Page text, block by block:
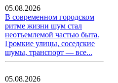
05.08.2026
В современном городском
ритме жизни шум стал
неотъемлемой частью быта.
Громкие улицы, соседские
шумы, транспорт — все...
05.08.2026